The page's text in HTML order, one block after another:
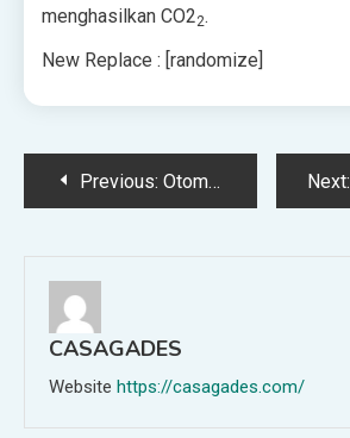
menghasilkan CO22.
New Replace : [randomize]
PostPrevious: Otomasi Bukanlah Ancaman Terbesar bagi Pekerjaan Pabrik AS Next:
CASAGADES
Website https://casagades.com/